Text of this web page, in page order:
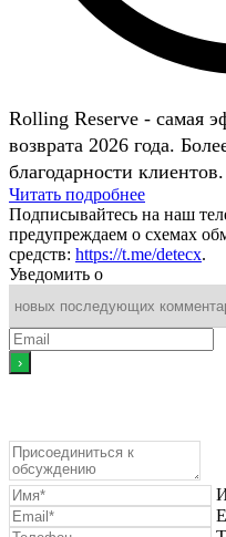
Rolling Reserve - самая
возврата 2026 года.
благодарности клиентов.
Читать подробнее
Подписывайтесь на наш
предупреждаем о схемах
средств: https://t.me/detecx.
Уведомить о